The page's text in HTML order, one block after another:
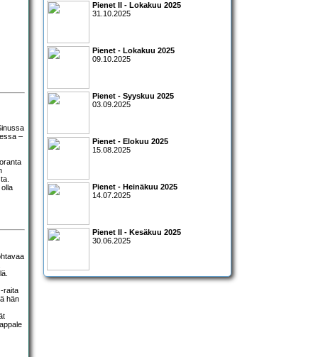
–
raita
hän
Pienet II - Lokakuu 2025
31.10.2025
Pienet - Lokakuu 2025
09.10.2025
Pienet - Syyskuu 2025
03.09.2025
Pienet - Elokuu 2025
15.08.2025
Pienet - Heinäkuu 2025
14.07.2025
Pienet II - Kesäkuu 2025
30.06.2025